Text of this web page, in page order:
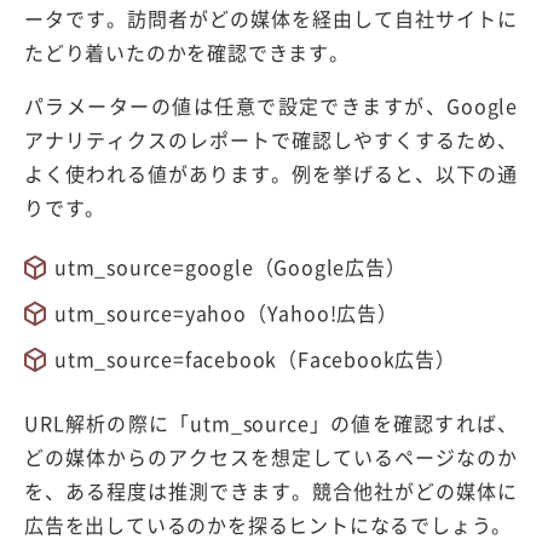
ータです。訪問者がどの媒体を経由して自社サイトに
たどり着いたのかを確認できます。
パラメーターの値は任意で設定できますが、Google
アナリティクスのレポートで確認しやすくするため、
よく使われる値があります。例を挙げると、以下の通
りです。
utm_source=google（Google広告）
utm_source=yahoo（Yahoo!広告）
utm_source=facebook（Facebook広告）
URL解析の際に「utm_source」の値を確認すれば、
どの媒体からのアクセスを想定しているページなのか
を、ある程度は推測できます。競合他社がどの媒体に
広告を出しているのかを探るヒントになるでしょう。